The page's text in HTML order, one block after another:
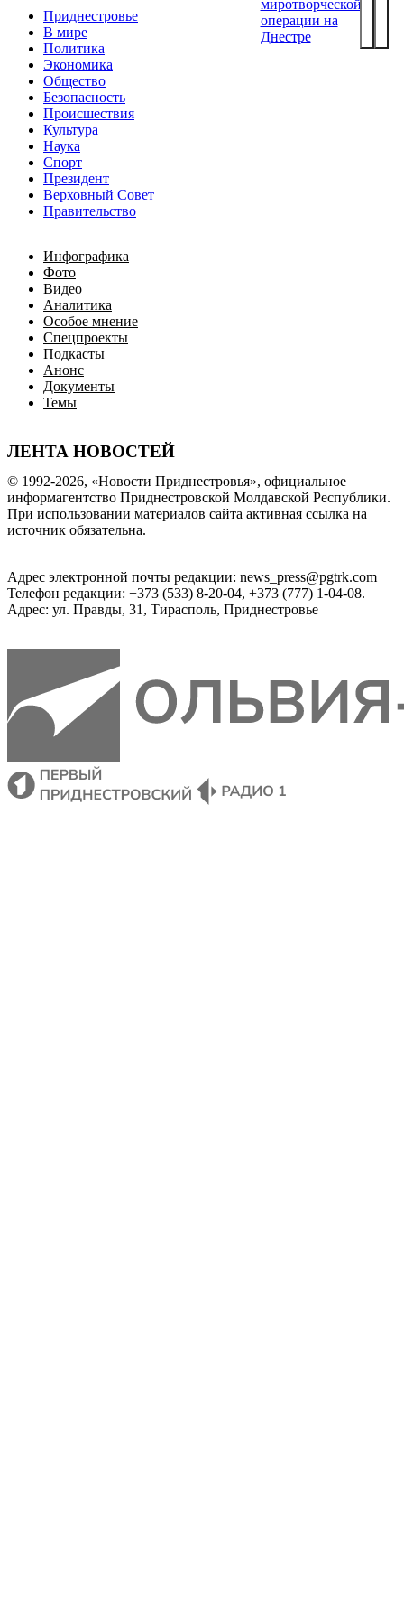
Приднестровье
В мире
Политика
Экономика
Общество
Безопасность
Происшествия
Культура
Наука
Спорт
Президент
Верховный Совет
Правительство
Инфографика
Фото
Видео
Аналитика
Особое мнение
Спецпроекты
Подкасты
Анонс
Документы
Темы
ЛЕНТА НОВОСТЕЙ
миротворческой
операции на
Днестре
© 1992-2026, «Новости Приднестровья», официальное
информагентство Приднестровской Молдавской Республики.
При использовании материалов сайта активная ссылка на
источник обязательна.
Адрес электронной почты редакции: news_press@pgtrk.com
Телефон редакции: +373 (533) 8-20-04, +373 (777) 1-04-08.
Адрес: ул. Правды, 31, Тирасполь, Приднестровье